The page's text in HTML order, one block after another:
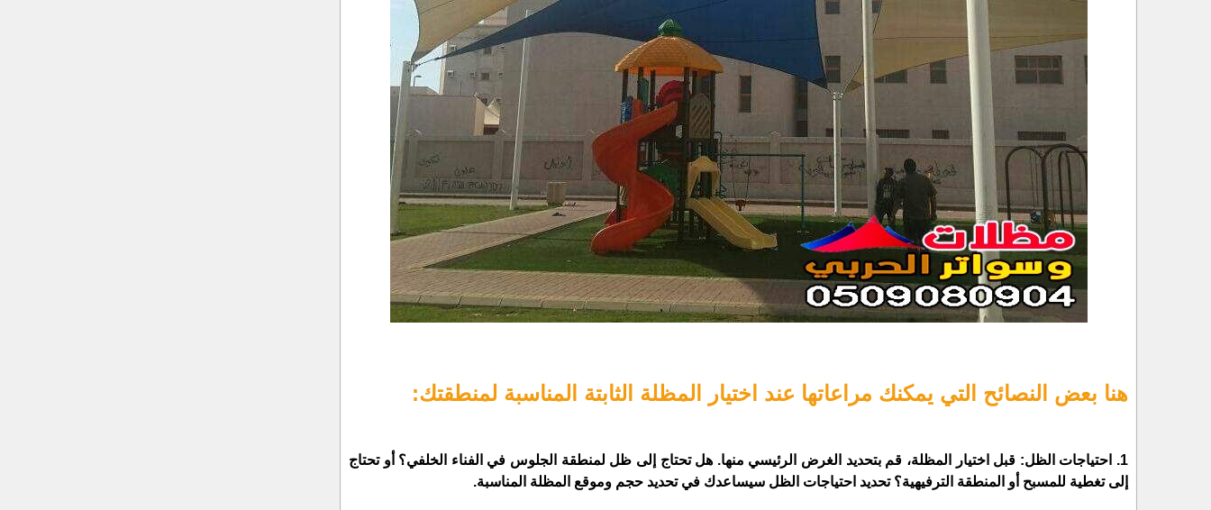
هنا بعض النصائح التي يمكنك مراعاتها عند اختيار المظلة الثابتة المناسبة لمنطقتك:
1. احتياجات الظل: قبل اختيار المظلة، قم بتحديد الغرض الرئيسي منها. هل تحتاج إلى ظل لمنطقة الجلوس في الفناء الخلفي؟ أو تحتاج
إلى تغطية للمسبح أو المنطقة الترفيهية؟ تحديد احتياجات الظل سيساعدك في تحديد حجم وموقع المظلة المناسبة.